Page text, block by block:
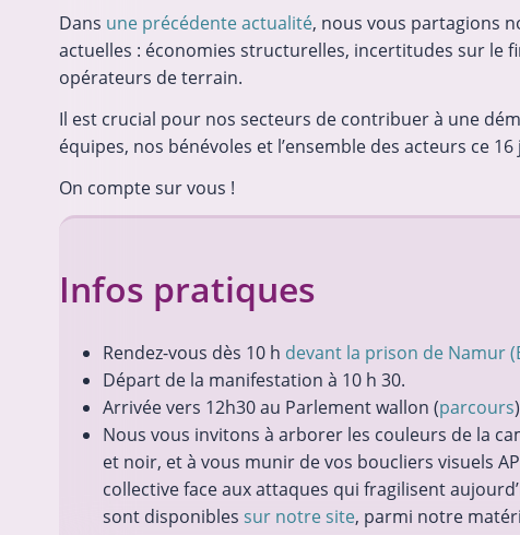
Dans une précédente actualité, nous vous partagions
actuelles : économies structurelles, incertitudes sur le
opérateurs de terrain.
Il est crucial pour nos secteurs de contribuer à une
équipes, nos bénévoles et l’ensemble des acteurs ce
On compte sur vous !
Infos pratiques
Rendez-vous dès 10 h devant la prison de Namur
Départ de la manifestation à 10 h 30.
Arrivée vers 12h30 au Parlement wallon (parcours
Nous vous invitons à arborer les couleurs de la
et noir, et à vous munir de vos boucliers visuels
collective face aux attaques qui fragilisent
sont disponibles sur notre site, parmi notre